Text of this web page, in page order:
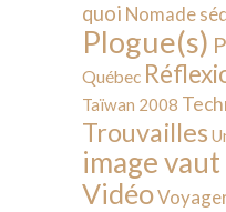
quoi Nomade
Plogue(s)
Québec
Taïwan 2008
Trouvailles
image
Vidéo